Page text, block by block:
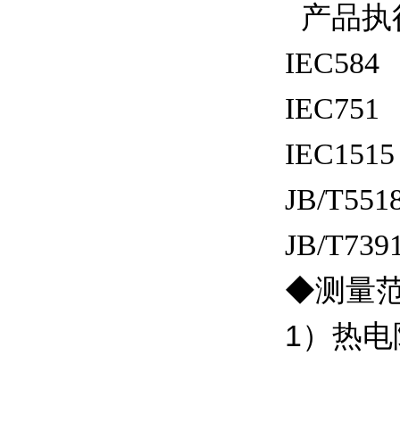
产品
IEC584
IEC751
IEC1515
JB/
JB/
◆测量
1）热